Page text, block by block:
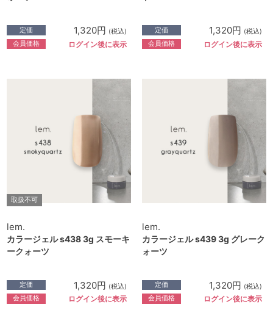
定価 1,320円 (税込)
会員価格 ログイン後に表示
定価 1,320円 (税込)
会員価格 ログイン後に表示
取扱不可
lem.
カラージェル s438 3g スモーキ
ークォーツ
定価 1,320円 (税込)
会員価格 ログイン後に表示
lem.
カラージェル s439 3g グレーク
ォーツ
定価 1,320円 (税込)
会員価格 ログイン後に表示